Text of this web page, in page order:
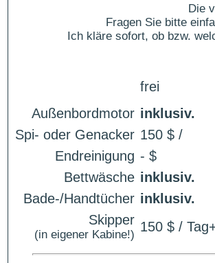
Die
Fragen Sie bitte
Ich kläre sofort, ob bzw.
frei
Außenbordmotor inklusiv.
Spi- oder Genacker 150 $ /
Endreinigung - $
Bettwäsche inklusiv.
Bade-/Handtücher inklusiv.
Skipper
(in eigener Kabine!)
150 $ /